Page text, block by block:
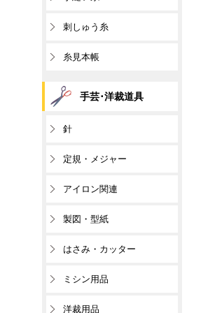
刺しゅう糸
糸見本帳
手芸･洋裁道具
針
定規・メジャー
アイロン関連
製図・型紙
はさみ・カッター
ミシン用品
洋裁用品